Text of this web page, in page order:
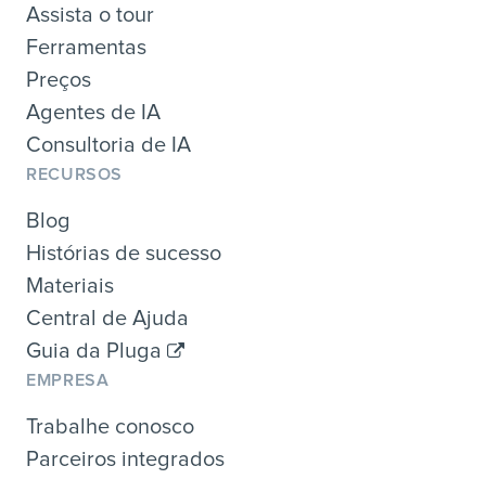
Assista o tour
Ferramentas
Preços
Agentes de IA
Consultoria de IA
RECURSOS
Blog
Histórias de sucesso
Materiais
Central de Ajuda
Guia da Pluga
EMPRESA
Trabalhe conosco
Parceiros integrados